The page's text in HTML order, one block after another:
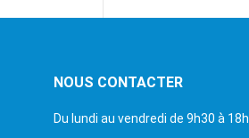
NOUS CONTACTER
Du lundi au vendredi de 9h30 à 18h